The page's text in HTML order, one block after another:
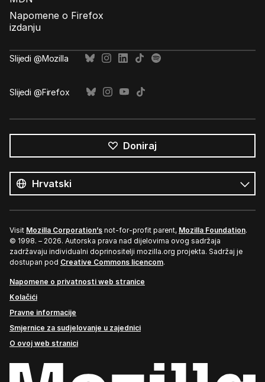
Napomene o Firefox
izdanju
Slijedi @Mozilla
Slijedi @Firefox
Doniraj
jezici
Jezik
Visit Mozilla Corporation’s not-for-profit parent, Mozilla Foundation.
© 1998. – 2026. Autorska prava nad dijelovima ovog sadržaja
zadržavaju individualni doprinositelji mozilla.org projekta. Sadržaj je
dostupan pod Creative Commons licencom.
Napomene o privatnosti web stranice
Kolačići
Pravne informacije
Smjernice za sudjelovanje u zajednici
O ovoj web stranici